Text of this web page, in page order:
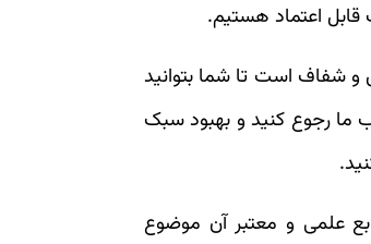
قابل اعتماد هستیم.
و شفاف است تا شما بتوانید
ما رجوع کنید و بهبود سبک
علمی و معتبر آن موضوع